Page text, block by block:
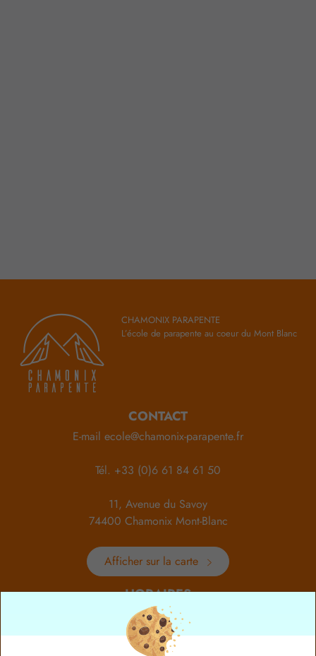
CHAMONIX PARAPENTE
L’école de parapente au coeur du Mont Blanc
CONTACT
E-mail ecole@chamonix-parapente.fr
Tél. +33 (0)6 61 84 61 50
11, Avenue du Savoy
74400 Chamonix Mont-Blanc
Afficher sur la carte
HORAIRES
Du lundi au dimanche
de 8h à 19hrs